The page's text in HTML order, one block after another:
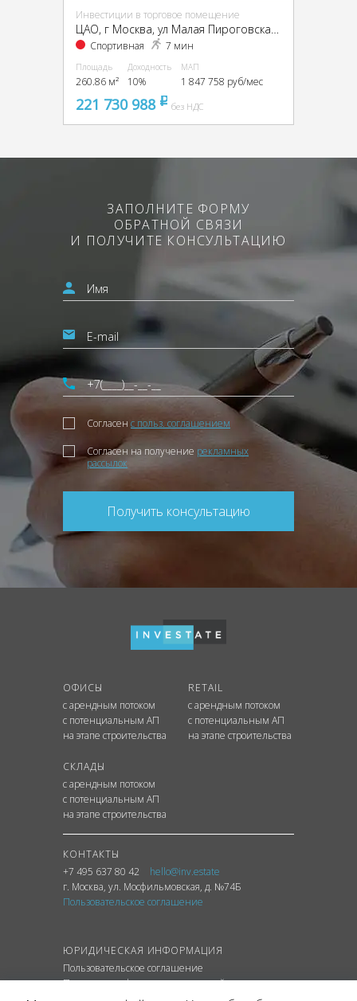
Инвестиции в торговое помещение
ЦАО, г Москва, ул Малая Пироговская, д 14
Спортивная 7 мин
Площадь
260.86 м²
Доходность
10%
МАП
1 847 758 руб/мес
221 730 988 pуббез НДС
ЗАПОЛНИТЕ ФОРМУ
ОБРАТНОЙ СВЯЗИ
И ПОЛУЧИТЕ КОНСУЛЬТАЦИЮ
Согласен с польз. соглашением
Согласен на получение рекламных
рассылок
Получить консультацию
ОФИСЫ
с арендным потоком
с потенциальным АП
на этапе строительства
RETAIL
с арендным потоком
с потенциальным АП
на этапе строительства
СКЛАДЫ
с арендным потоком
с потенциальным АП
на этапе строительства
КОНТАКТЫ
+7 495 637 80 42
hello@inv.estate
г. Москва, ул. Мосфильмовская, д. №74Б
Пользовательское соглашение
ЮРИДИЧЕСКАЯ ИНФОРМАЦИЯ
Пользовательское соглашение
Политика конфиденциальности сайта
Политика обработки персональных данных